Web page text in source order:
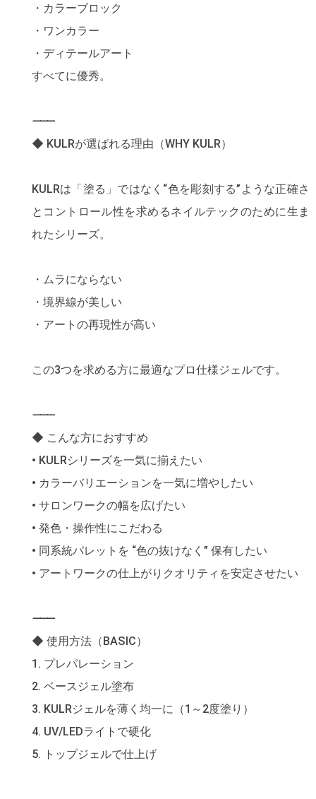
・カラーブロック
・ワンカラー
・ディテールアート
すべてに優秀。
⸻
◆ KULRが選ばれる理由（WHY KULR）
KULRは「塗る」ではなく“色を彫刻する”ような正確さ
とコントロール性を求めるネイルテックのために生ま
れたシリーズ。
・ムラにならない
・境界線が美しい
・アートの再現性が高い
この3つを求める方に最適なプロ仕様ジェルです。
⸻
◆ こんな方におすすめ
• KULRシリーズを一気に揃えたい
• カラーバリエーションを一気に増やしたい
• サロンワークの幅を広げたい
• 発色・操作性にこだわる
• 同系統パレットを “色の抜けなく” 保有したい
• アートワークの仕上がりクオリティを安定させたい
⸻
◆ 使用方法（BASIC）
1. プレパレーション
2. ベースジェル塗布
3. KULRジェルを薄く均一に（1～2度塗り）
4. UV/LEDライトで硬化
5. トップジェルで仕上げ